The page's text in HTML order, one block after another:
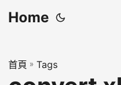
Home
首頁 » Tags